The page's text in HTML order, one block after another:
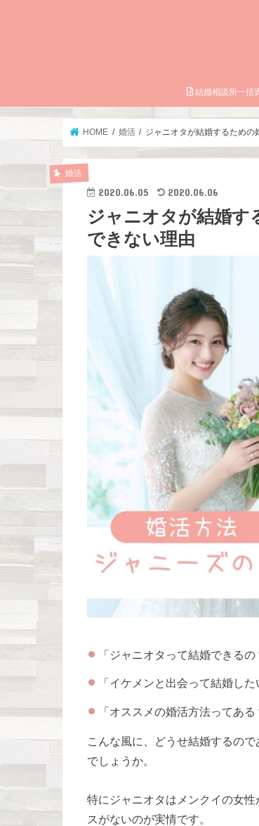
結婚相談所一括
HOME 婚活 ジャニオタが結婚するための
婚活
2020.06.05 2020.06.06
ジャニオタが結婚す
できない理由
「ジャニオタって結婚できるの
「イケメンと出会って結婚した
「オススメの婚活方法ってある
こんな風に、どうせ結婚するの
でしょうか。
特にジャニオタはメンクイの女
スがないのが実情です。